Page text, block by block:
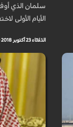
سلمان الذي
الأيام الأولى
الثلاثاء 23 أكتوبر 2018 - 11:57 بتوقيت مكة